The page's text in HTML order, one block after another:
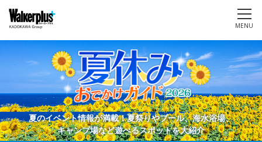
MENU
夏のイベント情報が満載！夏祭りやプール、海水浴場、
キャンプ場など遊べるスポットを大紹介